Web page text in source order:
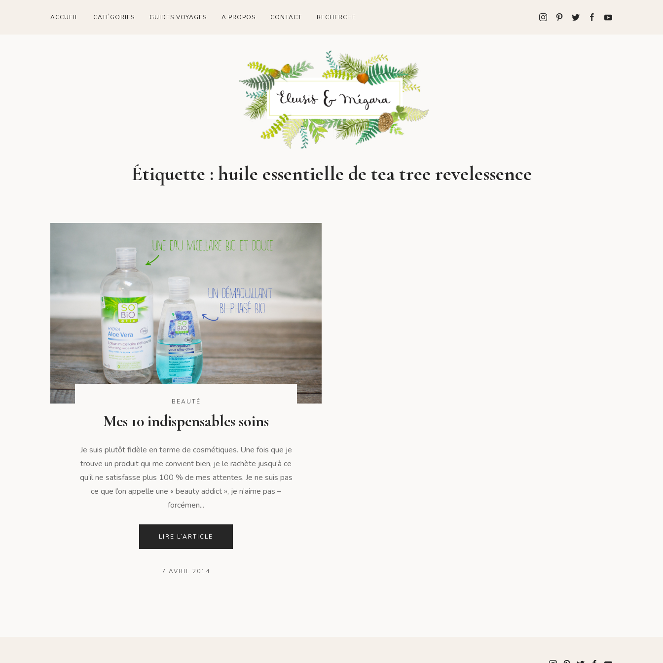
ACCUEIL CATÉGORIES GUIDES VOYAGES A PROPOS CONTACT RECHERCHE
Étiquette : huile essentielle de tea tree revelessence
BEAUTÉ
Mes 10 indispensables soins
Je suis plutôt fidèle en terme de cosmétiques. Une fois que je
trouve un produit qui me convient bien, je le rachète jusqu’à ce
qu’il ne satisfasse plus 100 % de mes attentes. Je ne suis pas
ce que l’on appelle une « beauty addict », je n’aime pas –
forcémen...
LIRE L’ARTICLE
7 AVRIL 2014